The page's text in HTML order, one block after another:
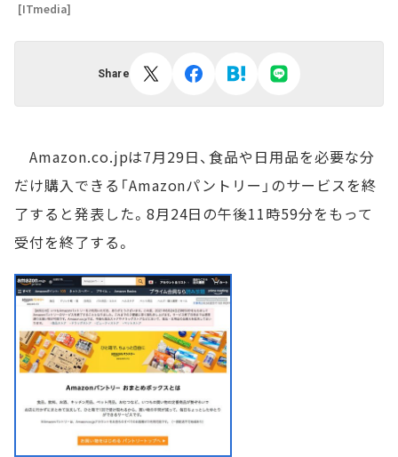
[ITmedia]
Share
Amazon.co.jpは7月29日、食品や日用品を必要な分
だけ購入できる「Amazonパントリー」のサービスを終
了すると発表した。8月24日の午後11時59分をもって
受付を終了する。